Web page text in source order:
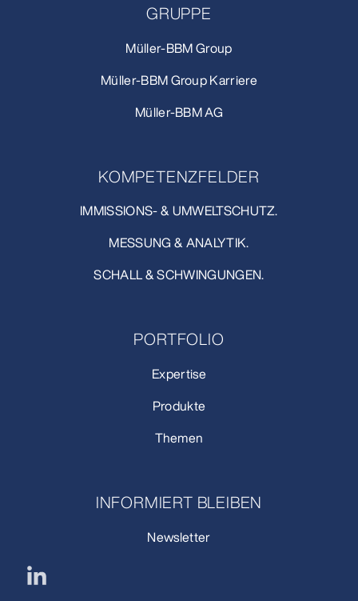
GRUPPE
Müller-BBM Group
Müller-BBM Group Karriere
Müller-BBM AG
KOMPETENZFELDER
IMMISSIONS- & UMWELTSCHUTZ.
MESSUNG & ANALYTIK.
SCHALL & SCHWINGUNGEN.
PORTFOLIO
Expertise
Produkte
Themen
INFORMIERT BLEIBEN
Newsletter